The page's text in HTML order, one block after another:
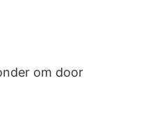
om door